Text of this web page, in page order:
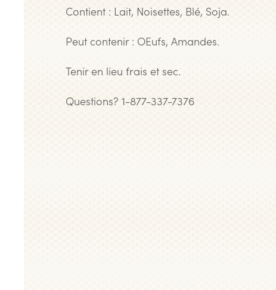
Contient : Lait, Noisettes, Blé, Soja.
Peut contenir : OEufs, Amandes.
Tenir en lieu frais et sec.
Questions? 1-877-337-7376